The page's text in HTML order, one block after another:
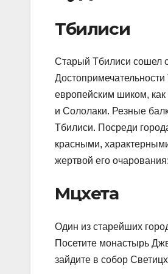
Тбилиси
Старый Тбилиси сошел
европейским шиком,
и Сололаки. Резные
Тбилиси. Посреди
красными,
жертвой его
Мцхета
Один из старейших
Посетите монастырь
зайдите в собор